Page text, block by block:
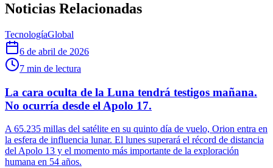
Noticias Relacionadas
TecnologíaGlobal
6 de abril de 2026
7 min de lectura
La cara oculta de la Luna tendrá testigos mañana.
No ocurría desde el Apolo 17.
A 65.235 millas del satélite en su quinto día de vuelo, Orion entra en
la esfera de influencia lunar. El lunes superará el récord de distancia
del Apolo 13 y el momento más importante de la exploración
humana en 54 años.